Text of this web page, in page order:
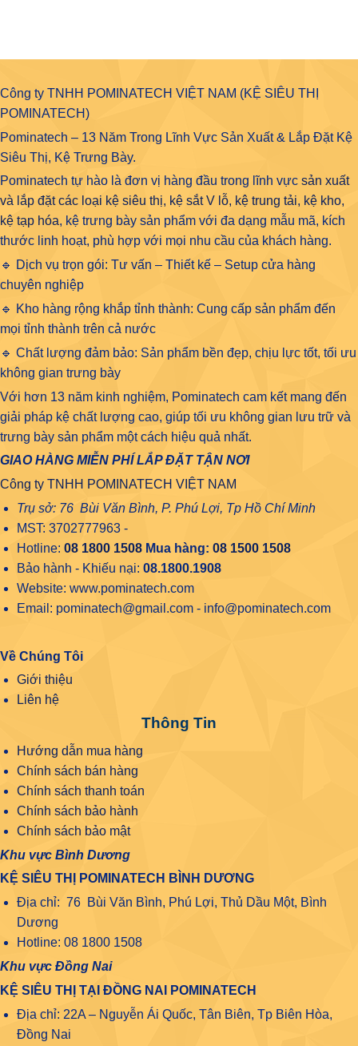
Công ty TNHH POMINATECH VIỆT NAM (KỆ SIÊU THỊ
POMINATECH)
Pominatech – 13 Năm Trong Lĩnh Vực Sản Xuất & Lắp Đặt Kệ
Siêu Thị, Kệ Trưng Bày.
Pominatech tự hào là đơn vị hàng đầu trong lĩnh vực sản xuất
và lắp đặt các loại kệ siêu thị, kệ sắt V lỗ, kệ trung tải, kệ kho,
kệ tạp hóa, kệ trưng bày sản phẩm với đa dạng mẫu mã, kích
thước linh hoạt, phù hợp với mọi nhu cầu của khách hàng.
🔹 Dịch vụ trọn gói: Tư vấn – Thiết kế – Setup cửa hàng
chuyên nghiệp
🔹 Kho hàng rộng khắp tỉnh thành: Cung cấp sản phẩm đến
mọi tỉnh thành trên cả nước
🔹 Chất lượng đảm bảo: Sản phẩm bền đẹp, chịu lực tốt, tối ưu
không gian trưng bày
Với hơn 13 năm kinh nghiệm, Pominatech cam kết mang đến
giải pháp kệ chất lượng cao, giúp tối ưu không gian lưu trữ và
trưng bày sản phẩm một cách hiệu quả nhất.
GIAO HÀNG MIỄN PHÍ LẮP ĐẶT TẬN NƠI
Công ty TNHH POMINATECH VIỆT NAM
Trụ sở: 76 Bùi Văn Bình, P. Phú Lợi, Tp Hồ Chí Minh
MST: 3702777963 -
Hotline: 08 1800 1508Mua hàng: 08 1500 1508
Bảo hành - Khiếu nại: 08.1800.1908
Website: www.pominatech.com
Email: pominatech@gmail.com - info@pominatech.com
Về Chúng Tôi
Giới thiệu
Liên hệ
Thông Tin
Hướng dẫn mua hàng
Chính sách bán hàng
Chính sách thanh toán
Chính sách bảo hành
Chính sách bảo mật
Khu vực Bình Dương
KỆ SIÊU THỊ POMINATECH BÌNH DƯƠNG
Địa chỉ: 76 Bùi Văn Bình, Phú Lợi, Thủ Dầu Một, Bình
Dương
Hotline: 08 1800 1508
Khu vực Đồng Nai
KỆ SIÊU THỊ TẠI ĐỒNG NAI POMINATECH
Địa chỉ: 22A – Nguyễn Ái Quốc, Tân Biên, Tp Biên Hòa,
Đồng Nai